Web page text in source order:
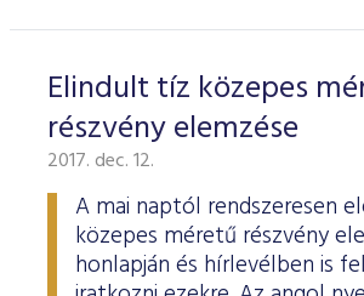
Elindult tíz közepes
részvény elemzése
2017. dec. 12.
A mai naptól rendszeresen
közepes méretű részvény
honlapján és hírlevélben is